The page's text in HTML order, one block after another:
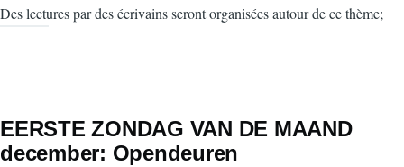
Des lectures par des écrivains seront organisées autour de ce thème;
EERSTE ZONDAG VAN DE MAAND
december: Opendeuren